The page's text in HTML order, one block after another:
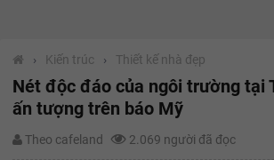
› Kiến trúc › Thiết kế nhà đẹp
Nét độc đáo của ngôi trường tại
ấn tượng trên báo Mỹ
Theo cafeland 2.069 người đã đọc